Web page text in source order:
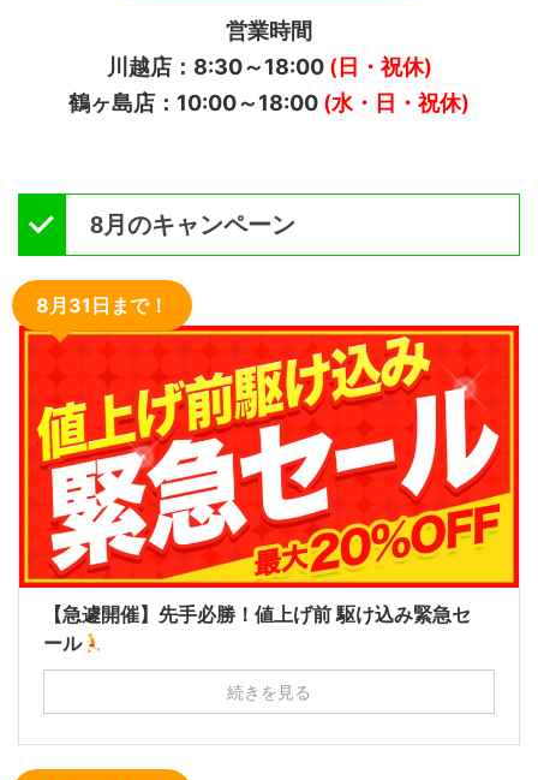
営業時間
川越店：8:30～18:00(日・祝休)
鶴ヶ島店：10:00～18:00 (水・日・祝休)
8月のキャンペーン
8月31日まで！
【急遽開催】先手必勝！値上げ前 駆け込み緊急セ
ール
続きを見る